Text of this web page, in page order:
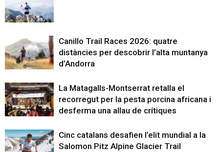
Canillo Trail Races 2026: quatre
distàncies per descobrir l’alta muntanya
d’Andorra
La Matagalls-Montserrat retalla el
recorregut per la pesta porcina africana i
desferma una allau de crítiques
Cinc catalans desafien l’elit mundial a la
Salomon Pitz Alpine Glacier Trail